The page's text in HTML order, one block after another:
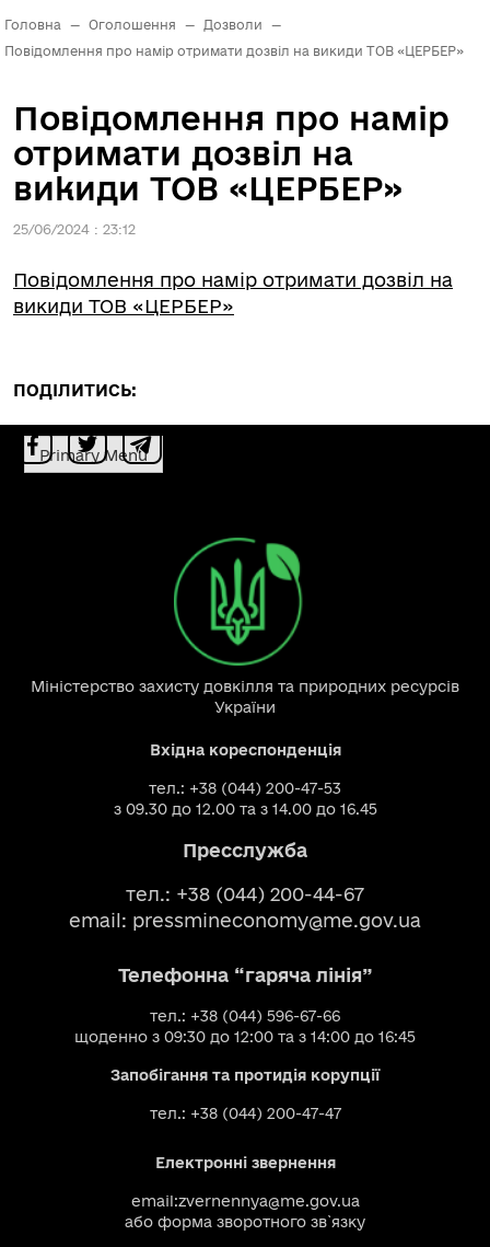
Головна — Оголошення — Дозволи
—
Повідомлення про намір отримати дозвіл на викиди ТОВ «ЦЕРБЕР»
Повідомлення про намір
отримати дозвіл на
викиди ТОВ «ЦЕРБЕР»
25/06/2024 : 23:12
Повідомлення про намір отримати дозвіл на
викиди ТОВ «ЦЕРБЕР»
ПОДІЛИТИСЬ:
Primary Menu
Міністерство захисту довкілля та природних ресурсів
України
Вхідна кореспонденція
тел.: +38 (044) 200-47-53
з 09.30 до 12.00 та з 14.00 до 16.45
Пресслужба
тел.: +38 (044) 200-44-67
email: pressmineconomy@me.gov.ua
Телефонна “гаряча лінія”
тел.: +38 (044) 596-67-66
щоденно з 09:30 до 12:00 та з 14:00 до 16:45
Запобігання та протидія корупції
тел.: +38 (044) 200-47-47
Електронні звернення
email:zvernennya@me.gov.ua
або форма зворотного зв`язку